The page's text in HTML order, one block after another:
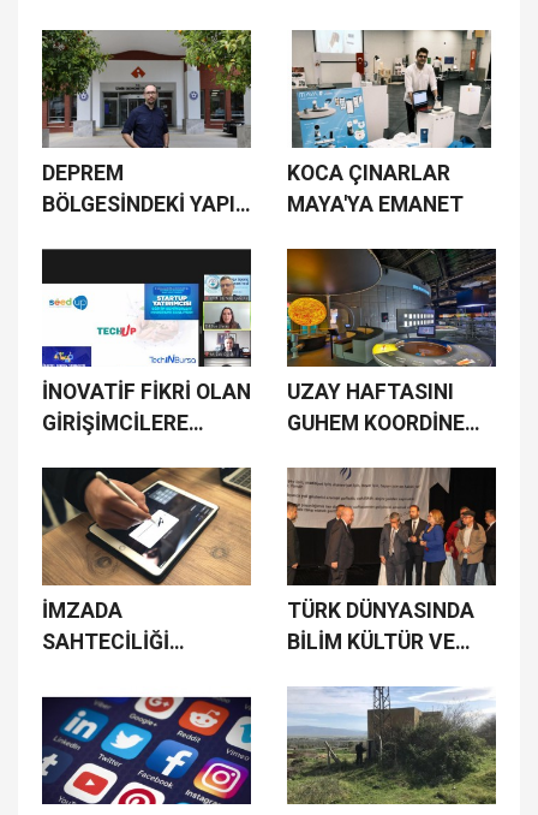
DEPREM
BÖLGESİNDEKİ YAPI
KOCA ÇINARLAR
MAYA'YA EMANET
İNOVATİF FİKRİ OLAN
GİRİŞİMCİLERE
SUYU
UZAY HAFTASINI
GUHEM KOORDİNE
İMZADA
SAHTECİLİĞİ
TÜRK DÜNYASINDA
BİLİM KÜLTÜR VE
İŞBİRLİĞİ